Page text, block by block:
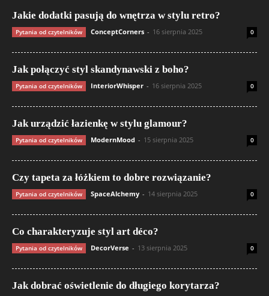
Jakie dodatki pasują do wnętrza w stylu retro?
Pytania od czytelników ConceptCorners - 16 sierpnia 2025 0
Jak połączyć styl skandynawski z boho?
Pytania od czytelników InteriorWhisper - 16 sierpnia 2025 0
Jak urządzić łazienkę w stylu glamour?
Pytania od czytelników ModernMood - 15 sierpnia 2025 0
Czy tapeta za łóżkiem to dobre rozwiązanie?
Pytania od czytelników SpaceAlchemy - 14 sierpnia 2025 0
Co charakteryzuje styl art déco?
Pytania od czytelników DecorVerse - 13 sierpnia 2025 0
Jak dobrać oświetlenie do długiego korytarza?